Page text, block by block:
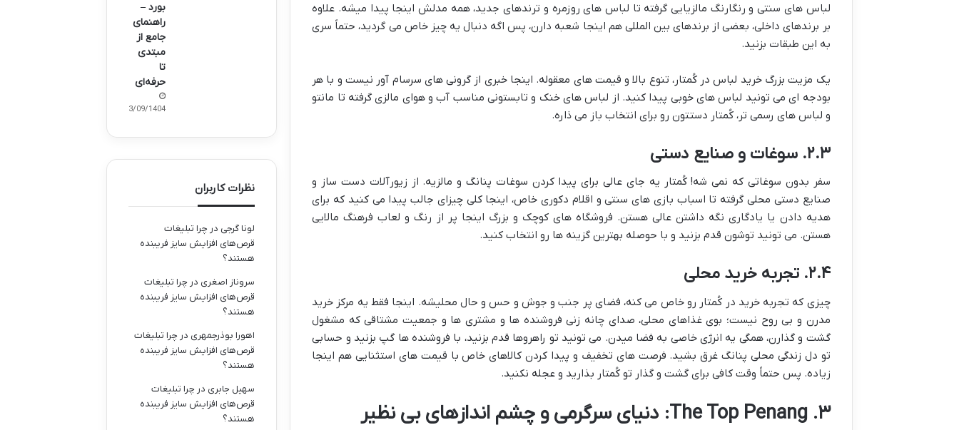
لباس های سنتی و رنگارنگ مالزیایی گرفته تا لباس های روزمره و ترندهای جدید، همه مدلش اینجا پیدا میشه. علاوه
بر برندهای داخلی، بعضی از برندهای بین المللی هم اینجا شعبه دارن، پس اگه دنبال یه چیز خاص می گردید، حتماً سری
به این طبقات بزنید.
یک مزیت بزرگ خرید لباس در کُمتار، تنوع بالا و قیمت های معقوله. اینجا خبری از گرونی های سرسام آور نیست و با هر
بودجه ای می تونید لباس های خوبی پیدا کنید. از لباس های خنک و تابستونی مناسب آب و هوای مالزی گرفته تا مانتو
و لباس های رسمی تر، کُمتار دستتون رو برای انتخاب باز می ذاره.
۲.۳. سوغات و صنایع دستی
سفر بدون سوغاتی که نمی شه! کُمتار یه جای عالی برای پیدا کردن سوغات پنانگ و مالزیه. از زیورآلات دست ساز و
صنایع دستی محلی گرفته تا اسباب بازی های سنتی و اقلام دکوری خاص، اینجا کلی چیزای جالب پیدا می کنید که برای
هدیه دادن یا یادگاری نگه داشتن عالی هستن. فروشگاه های کوچک و بزرگ اینجا پر از رنگ و لعاب فرهنگ مالایی
هستن. می تونید توشون قدم بزنید و با حوصله بهترین گزینه ها رو انتخاب کنید.
۲.۴. تجربه خرید محلی
چیزی که تجربه خرید در کُمتار رو خاص می کنه، فضای پر جنب و جوش و حس و حال محلیشه. اینجا فقط یه مرکز خرید
مدرن و بی روح نیست؛ بوی غذاهای محلی، صدای چانه زنی فروشنده ها و مشتری ها و جمعیت مشتاقی که مشغول
گشت و گذارن، همگی یه انرژی خاصی به فضا میدن. می تونید تو راهروها قدم بزنید، با فروشنده ها گپ بزنید و حسابی
تو دل زندگی محلی پنانگ غرق بشید. فرصت های تخفیف و پیدا کردن کالاهای خاص با قیمت های استثنایی هم اینجا
زیاده. پس حتماً وقت کافی برای گشت و گذار تو کُمتار بذارید و عجله نکنید.
۳. The Top Penang: دنیای سرگرمی و چشم اندازهای بی نظیر
بورد –
راهنمای
جامع از
مبتدی
تا
حرفه‌ای
23/09/1404
نظرات کاربران
لونا گرجی در چرا تبلیغات
قرص‌های افزایش سایز فریبنده
هستند؟
سروناز اصغری در چرا تبلیغات
قرص‌های افزایش سایز فریبنده
هستند؟
اهورا بوذرجمهری در چرا تبلیغات
قرص‌های افزایش سایز فریبنده
هستند؟
سهیل جابری در چرا تبلیغات
قرص‌های افزایش سایز فریبنده
هستند؟